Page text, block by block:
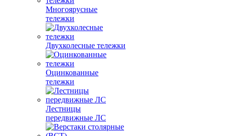
Многоярусные
тележки
Двухколесные тележки
Оцинкованные
тележки
Лестницы
передвижные ЛС